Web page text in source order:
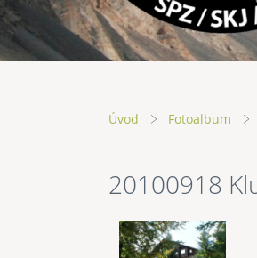
Úvod Fotoalbum
20100918